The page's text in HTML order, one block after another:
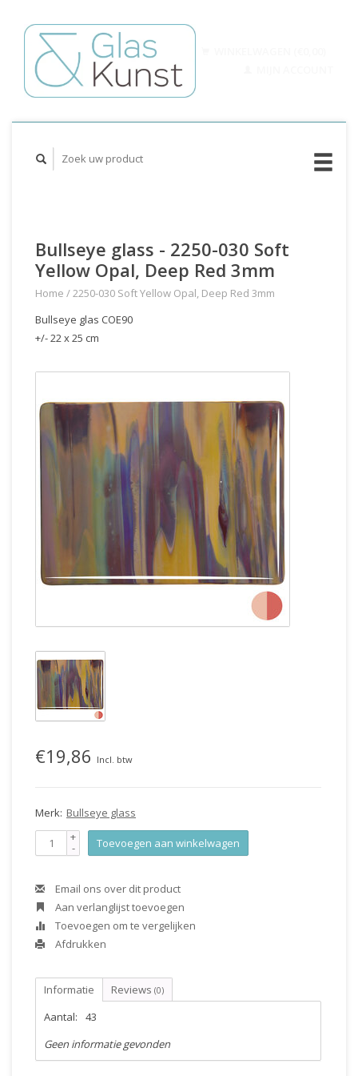
Bullseye glass - 2250-030 Soft
Yellow Opal, Deep Red 3mm
Home /2250-030 Soft Yellow Opal, Deep Red 3mm
Bullseye glas COE90
+/- 22 x 25 cm
€19,86 Incl. btw
Merk: Bullseye glass
+
- Toevoegen aan winkelwagen
Email ons over dit product
Aan verlanglijst toevoegen
Toevoegen om te vergelijken
Afdrukken
Informatie Reviews (0)
Aantal:
43
Geen informatie gevonden